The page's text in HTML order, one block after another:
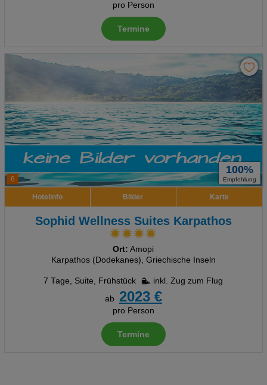
pro Person
Termine
6
100%
Empfehlung
Hotelinfo Bilder Karte
Sophid Wellness Suites Karpathos
Ort: Amopi
Karpathos (Dodekanes), Griechische Inseln
7 Tage, Suite, Frühstück
inkl. Zug zum Flug
ab
2023 €
pro Person
Termine